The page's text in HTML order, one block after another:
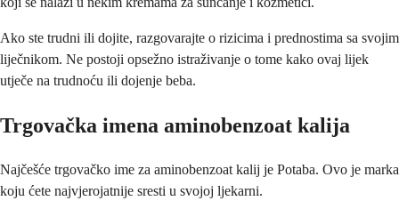
Ako ste trudni ili dojite, razgovarajte o rizicima i prednostima sa svojim
liječnikom. Ne postoji opsežno istraživanje o tome kako ovaj lijek
utječe na trudnoću ili dojenje beba.
Trgovačka imena aminobenzoat kalija
Najčešće trgovačko ime za aminobenzoat kalij je Potaba. Ovo je marka
koju ćete najvjerojatnije sresti u svojoj ljekarni.